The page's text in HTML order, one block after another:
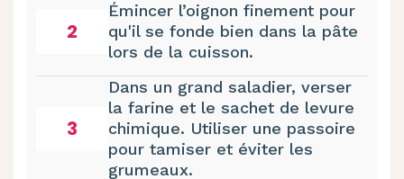
2
Émincer l’oignon finement pour
qu'il se fonde bien dans la pâte
lors de la cuisson.
3
Dans un grand saladier, verser
la farine et le sachet de levure
chimique. Utiliser une passoire
pour tamiser et éviter les
grumeaux.